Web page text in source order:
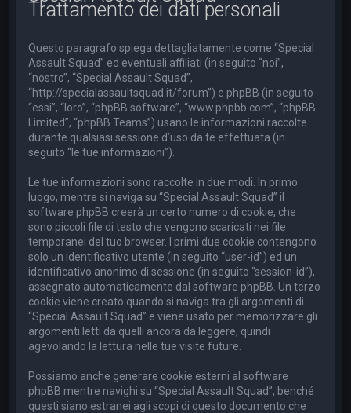
Trattamento dei dati personali
Questo paragrafo spiega dettagliatamente come “Special
Assault Squad” ed eventuali affiliati (in seguito “noi”,
“nostro”, “Special Assault Squad”,
“http://specialassaultsquad.it/forum”) e phpBB (in seguito
“essi”, “loro”, “phpBB software”, “www.phpbb.com”, “phpBB
Limited”, “phpBB Teams”) usano le informazioni raccolte
durante qualsiasi sessione d’uso da te effettuata (in
seguito “le tue informazioni”).
Le tue informazioni sono raccolte in due modi. In primo
luogo, mentre si naviga su “Special Assault Squad” il
software phpBB creerà un certo numero di cookie, che
sono piccoli file di testo che vengono scaricati nei file
temporanei del tuo browser. I primi due cookie contengono
solo un identificativo utente (in seguito “user-id”) ed un
identificativo anonimo di sessione (in seguito “session-id”),
assegnato automaticamente dal software phpBB. Un terzo
cookie viene creato quando si naviga tra gli argomenti di
“Special Assault Squad” e viene usato per memorizzare gli
argomenti letti da quelli ancora da leggere, quindi
agevolando la lettura nelle tue visite future.
Possiamo anche generare cookie esterni al software
phpBB mentre navighi su “Special Assault Squad”, benché
questi siano estranei agli scopi di questo documento che